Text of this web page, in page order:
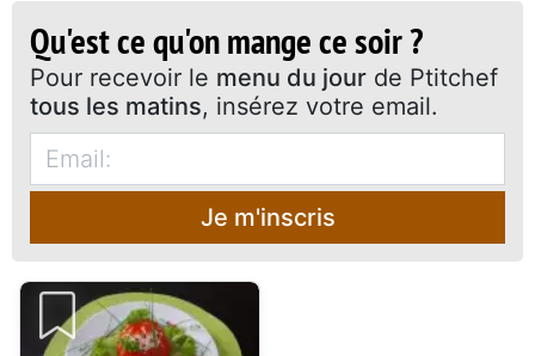
Qu'est ce qu'on mange ce soir ?
Pour recevoir le menu du jour de Ptitchef
tous les matins, insérez votre email.
Je m'inscris